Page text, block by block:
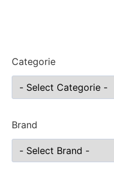
Categorie
Brand